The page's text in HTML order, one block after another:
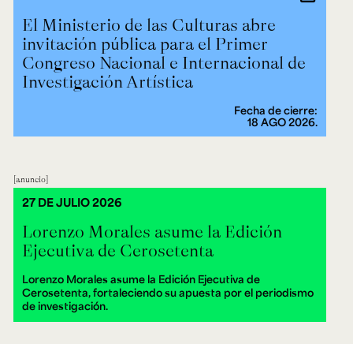
El Ministerio de las Culturas abre
invitación pública para el Primer
Congreso Nacional e Internacional de
Investigación Artística
Fecha de cierre:
18 AGO 2026.
anuncio
Lorenzo Morales asume la Edición
Ejecutiva de Cerosetenta
Lorenzo Morales asume la Edición Ejecutiva de
Cerosetenta, fortaleciendo su apuesta por el periodismo
de investigación.
27 DE JULIO 2026